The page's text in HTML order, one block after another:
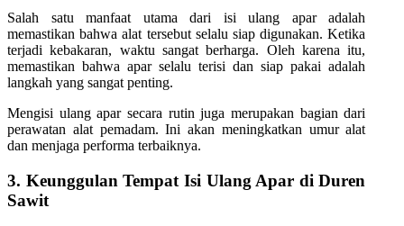
Salah satu manfaat utama dari isi ulang apar adalah
memastikan bahwa alat tersebut selalu siap digunakan. Ketika
terjadi kebakaran, waktu sangat berharga. Oleh karena itu,
memastikan bahwa apar selalu terisi dan siap pakai adalah
langkah yang sangat penting.
Mengisi ulang apar secara rutin juga merupakan bagian dari
perawatan alat pemadam. Ini akan meningkatkan umur alat
dan menjaga performa terbaiknya.
3. Keunggulan Tempat Isi Ulang Apar di Duren
Sawit